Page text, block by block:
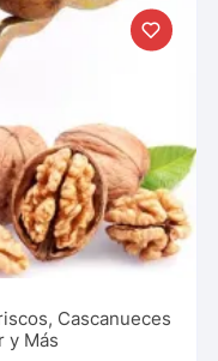
Cascanueces
y Más